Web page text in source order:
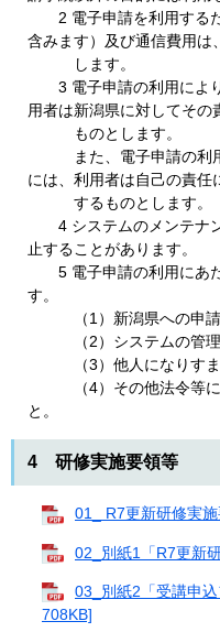
2 電子申請を利用するた
含みます）及び通信費用は
します。
3 電子申請の利用により
用者は新潟県に対してその
ものとします。
また、電子申請の利用
には、利用者は自己の責任
するものとします。
4 システムのメンテナン
止することがあります。
5 電子申請の利用にあた
す。
（1）新潟県への申請手
（2）システムの管理及
（3）他人になりすまし
（4）その他法令等に
と。
4 研修実施要領等
01_ R7更新研修実
02_別紙1「R7更新
03_別紙2「受講申
708KB]